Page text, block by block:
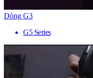
Dòng G3
G5 Series